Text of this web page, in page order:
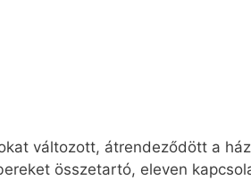
változott, átrendeződött a
összetartó, eleven